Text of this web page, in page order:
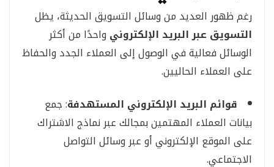
رغم ظهور العديد من وسائل التسويق الحديثة، يظل
التسويق عبر البريد الإلكتروني واحدًا من أكثر
الوسائل فعالية في الوصول إلى العملاء الجدد والحفاظ
على العملاء الحاليين.
قوائم البريد الإلكتروني المستهدفة: جمع
بيانات العملاء المهتمين بمجالك عبر نماذج الاشتراك
على الموقع الإلكتروني أو عبر وسائل التواصل
الاجتماعي.